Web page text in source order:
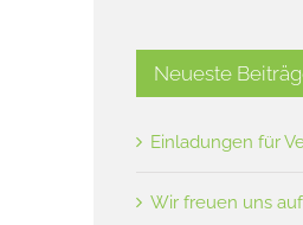
Neueste
Einladungen für
Wir freuen uns